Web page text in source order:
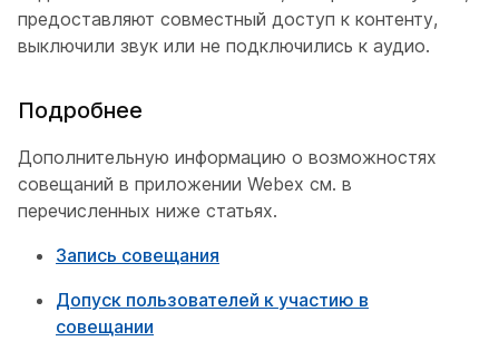
предоставляют совместный доступ к контенту,
выключили звук или не подключились к аудио.
Подробнее
Дополнительную информацию о возможностях
совещаний в приложении Webex см. в
перечисленных ниже статьях.
Запись совещания
Допуск пользователей к участию в
совещании